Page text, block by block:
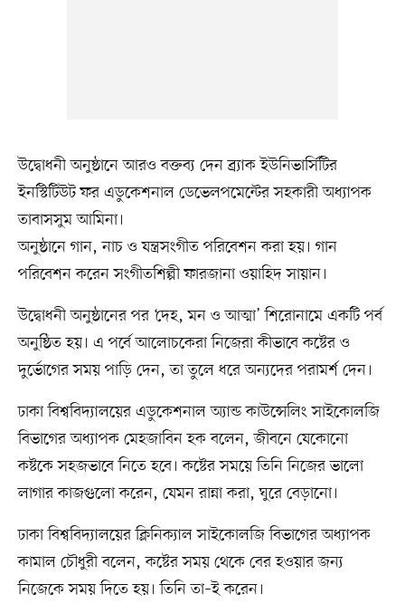
উদ্বোধনী অনুষ্ঠানে আরও বক্তব্য দেন ব্র্যাক ইউনিভার্সিটির
ইনস্টিটিউট ফর এডুকেশনাল ডেভেলপমেন্টের সহকারী অধ্যাপক
তাবাসসুম আমিনা।
অনুষ্ঠানে গান, নাচ ও যন্ত্রসংগীত পরিবেশন করা হয়। গান
পরিবেশন করেন সংগীতশিল্পী ফারজানা ওয়াহিদ সায়ান।
উদ্বোধনী অনুষ্ঠানের পর ‘দেহ, মন ও আত্মা’ শিরোনামে একটি পর্ব
অনুষ্ঠিত হয়। এ পর্বে আলোচকেরা নিজেরা কীভাবে কষ্টের ও
দুর্ভোগের সময় পাড়ি দেন, তা তুলে ধরে অন্যদের পরামর্শ দেন।
ঢাকা বিশ্ববিদ্যালয়ের এডুকেশনাল অ্যান্ড কাউন্সেলিং সাইকোলজি
বিভাগের অধ্যাপক মেহজাবিন হক বলেন, জীবনে যেকোনো
কষ্টকে সহজভাবে নিতে হবে। কষ্টের সময়ে তিনি নিজের ভালো
লাগার কাজগুলো করেন, যেমন রান্না করা, ঘুরে বেড়ানো।
ঢাকা বিশ্ববিদ্যালয়ের ক্লিনিক্যাল সাইকোলজি বিভাগের অধ্যাপক
কামাল চৌধুরী বলেন, কষ্টের সময় থেকে বের হওয়ার জন্য
নিজেকে সময় দিতে হয়। তিনি তা–ই করেন।